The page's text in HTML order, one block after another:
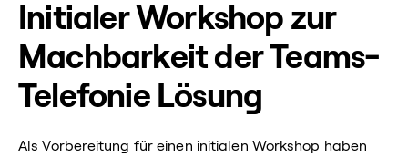
Initialer Workshop zur
Machbarkeit der Teams-
Telefonie Lösung
Als Vorbereitung für einen initialen Workshop haben